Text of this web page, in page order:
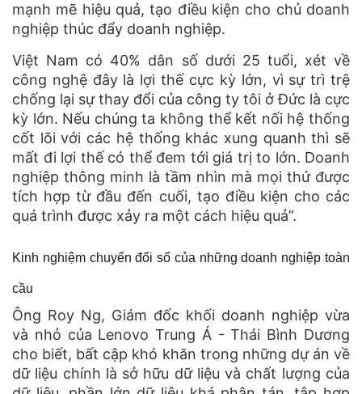
mạnh mẽ hiệu quả, tạo điều kiện cho chủ doanh
nghiệp thúc đẩy doanh nghiệp.
Việt Nam có 40% dân số dưới 25 tuổi, xét về
công nghệ đây là lợi thế cực kỳ lớn, vì sự trì trệ
chống lại sự thay đổi của công ty tôi ở Đức là cực
kỳ lớn. Nếu chúng ta không thể kết nối hệ thống
cốt lõi với các hệ thống khác xung quanh thì sẽ
mất đi lợi thế có thể đem tới giá trị to lớn. Doanh
nghiệp thông minh là tầm nhìn mà mọi thứ được
tích hợp từ đầu đến cuối, tạo điều kiện cho các
quá trình được xảy ra một cách hiệu quả”.
Kinh nghiệm chuyển đổi số của những doanh nghiệp toàn
cầu
Ông Roy Ng, Giám đốc khối doanh nghiệp vừa
và nhỏ của Lenovo Trung Á - Thái Bình Dương
cho biết, bất cập khó khăn trong những dự án về
dữ liệu chính là sở hữu dữ liệu và chất lượng của